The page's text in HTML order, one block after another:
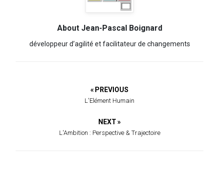
About Jean-Pascal Boignard
développeur d’agilité et facilitateur de changements
« PREVIOUS
L'Elément Humain
NEXT »
L'Ambition : Perspective & Trajectoire